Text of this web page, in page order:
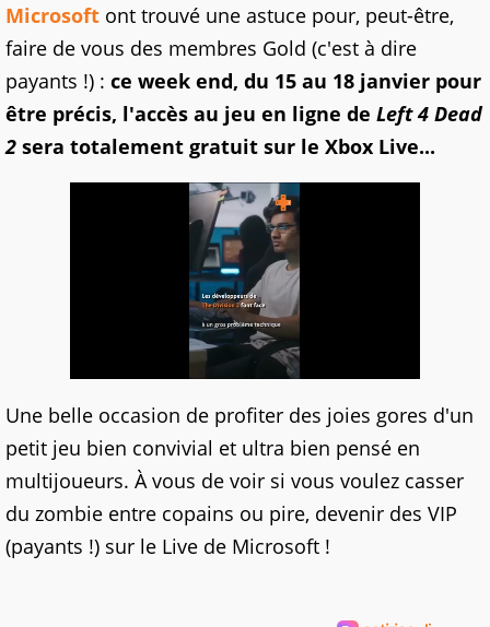
Microsoft ont trouvé une astuce pour, peut-être,
faire de vous des membres Gold (c'est à dire
payants !) : ce week end, du 15 au 18 janvier pour
être précis, l'accès au jeu en ligne de Left 4 Dead
2 sera totalement gratuit sur le Xbox Live...
Une belle occasion de profiter des joies gores d'un
petit jeu bien convivial et ultra bien pensé en
multijoueurs. À vous de voir si vous voulez casser
du zombie entre copains ou pire, devenir des VIP
(payants !) sur le Live de Microsoft !